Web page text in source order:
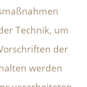
Technik, um
der
werden